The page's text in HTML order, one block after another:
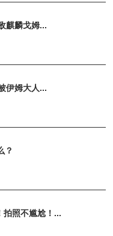
麒麟戈姆...
伊姆大人...
？
拍照不尴尬！...